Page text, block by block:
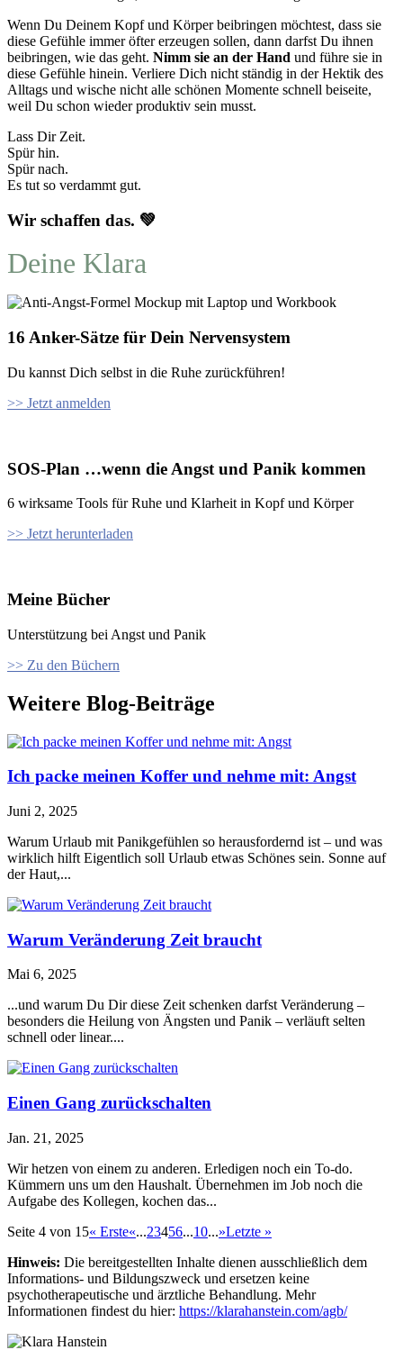
Wenn Du Deinem Kopf und Körper beibringen möchtest, dass sie
diese Gefühle immer öfter erzeugen sollen, dann darfst Du ihnen
beibringen, wie das geht. Nimm sie an der Hand und führe sie in
diese Gefühle hinein. Verliere Dich nicht ständig in der Hektik des
Alltags und wische nicht alle schönen Momente schnell beiseite,
weil Du schon wieder produktiv sein musst.
Lass Dir Zeit.
Spür hin.
Spür nach.
Es tut so verdammt gut.
Wir schaffen das. 💚
Deine Klara
16 Anker-Sätze für Dein Nervensystem
Du kannst Dich selbst in die Ruhe zurückführen!
>> Jetzt anmelden
SOS-Plan …wenn die Angst und Panik kommen
6 wirksame Tools für Ruhe und Klarheit in Kopf und Körper
>> Jetzt herunterladen
Meine Bücher
Unterstützung bei Angst und Panik
>> Zu den Büchern
Weitere Blog-Beiträge
Ich packe meinen Koffer und nehme mit: Angst
Juni 2, 2025
Warum Urlaub mit Panikgefühlen so herausfordernd ist – und was
wirklich hilft Eigentlich soll Urlaub etwas Schönes sein. Sonne auf
der Haut,...
Warum Veränderung Zeit braucht
Mai 6, 2025
...und warum Du Dir diese Zeit schenken darfst Veränderung –
besonders die Heilung von Ängsten und Panik – verläuft selten
schnell oder linear....
Einen Gang zurückschalten
Jan. 21, 2025
Wir hetzen von einem zu anderen. Erledigen noch ein To-do.
Kümmern uns um den Haushalt. Übernehmen im Job noch die
Aufgabe des Kollegen, kochen das...
Seite 4 von 15« Erste«...23456...10...»Letzte »
Hinweis: Die bereitgestellten Inhalte dienen ausschließlich dem
Informations- und Bildungszweck und ersetzen keine
psychotherapeutische und ärztliche Behandlung. Mehr
Informationen findest du hier: https://klarahanstein.com/agb/